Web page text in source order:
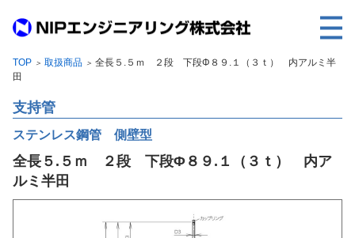
TOP
事業内容
取扱製品
各種実績
会社案内
TOP ＞ 取扱商品 ＞ 全長５.５ｍ ２段 下段Φ８９.１（３ｔ） 内アルミ半
田
支持管
ステンレス鋼管 側壁型
全長５.５ｍ ２段 下段Φ８９.１（３ｔ） 内ア
ルミ半田